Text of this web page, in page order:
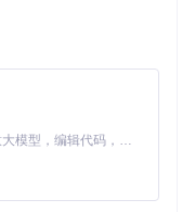
请查阅项目文档中的
高竞赛编程效率而生
在编写代码时更专注
Claude Code 的开源替代方案。连接任意大模型，编辑代码，运行命令，自动验证 — 全自动执行。用 Rust 构建，极致性能。 ｜ An open-source alternative to Claude Code. Connect any LLM, edit code, run commands, and verify changes — autonomously. Built in Rust for speed. Get Started